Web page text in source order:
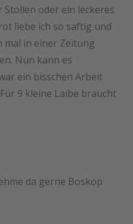
oder ein leckeres
liebe ich so saftig und
mal in einer Zeitung
Nun kann es
ein bisschen Arbeit
9 kleine Laibe braucht
da gerne Boskop